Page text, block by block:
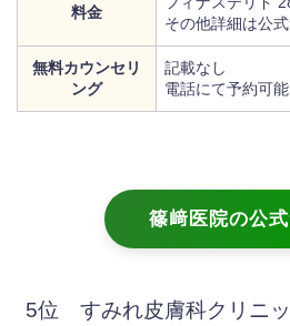
料金
その他詳細は公
無料カウンセリ
ング
記載なし
電話にて予約可能
篠﨑医院の公
5位 すみれ皮膚科クリニ